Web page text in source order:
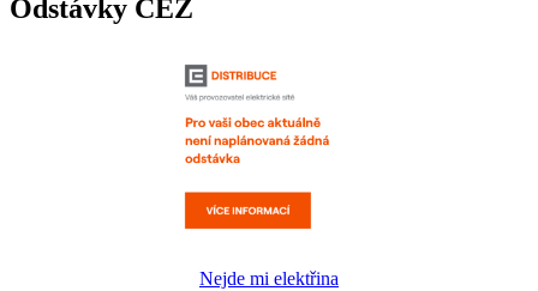
Odstávky ČEZ
Nejde mi elektřina